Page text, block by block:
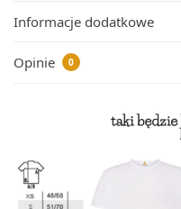
Informacje dodatkowe
Opinie 0